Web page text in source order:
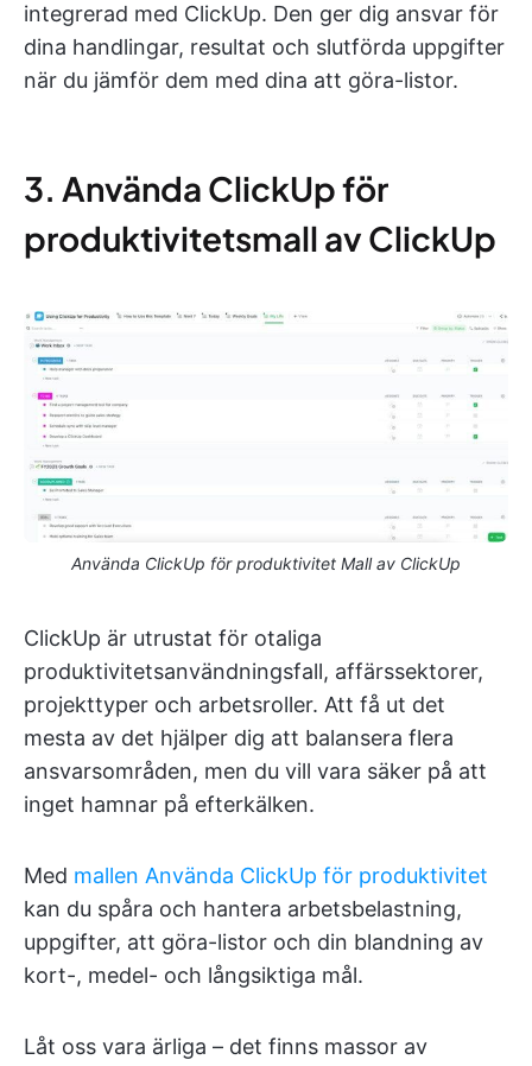
integrerad med ClickUp. Den ger dig ansvar för
dina handlingar, resultat och slutförda uppgifter
när du jämför dem med dina att göra-listor.
3. Använda ClickUp för
produktivitetsmall av ClickUp
Använda ClickUp för produktivitet Mall av ClickUp
ClickUp är utrustat för otaliga
produktivitetsanvändningsfall, affärssektorer,
projekttyper och arbetsroller. Att få ut det
mesta av det hjälper dig att balansera flera
ansvarsområden, men du vill vara säker på att
inget hamnar på efterkälken.
Med mallen Använda ClickUp för produktivitet
kan du spåra och hantera arbetsbelastning,
uppgifter, att göra-listor och din blandning av
kort-, medel- och långsiktiga mål.
Låt oss vara ärliga – det finns massor av